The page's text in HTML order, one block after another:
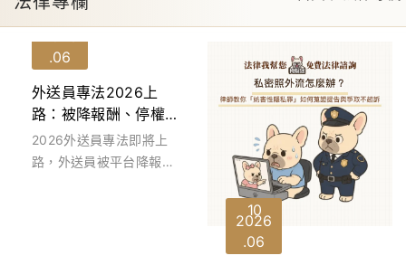
15
06
外送員專法2026上
路：被降報酬、停權、
職災、棄單怎麼辦？律
師教你向平台主張權益
2026外送員專法即將上
路，外送員被平台降報
10
06
2026